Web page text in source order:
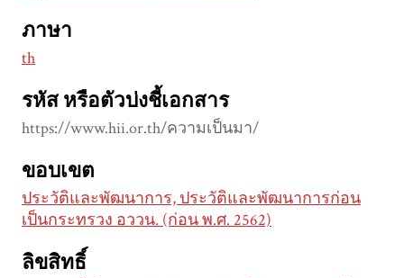
ภาษา
th
รหัส หรือตัวบ่งชี้เอกสาร
https://www.hii.or.th/ความเป็นมา/
ขอบเขต
ประวัติและพัฒนาการ, ประวัติและพัฒนาการก่อน
เป็นกระทรวง อววน. (ก่อน พ.ศ. 2562)
ลิขสิทธิ์